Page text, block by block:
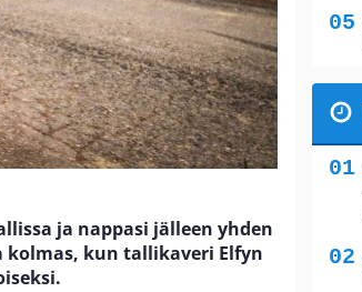
ja nappasi jälleen yhden
kun tallikaveri Elfyn